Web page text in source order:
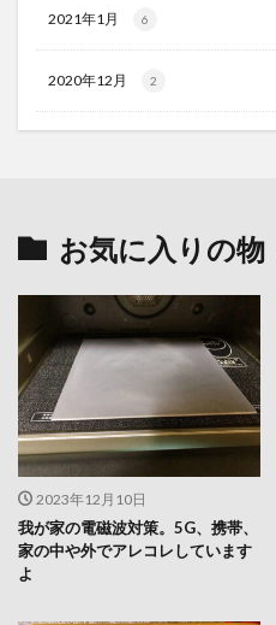
2021年1月 6
2020年12月 2
お気に入りの物
2023年12月10日
我が家の電磁波対策。5G、携帯、
家の中や外でアレコレしています
よ